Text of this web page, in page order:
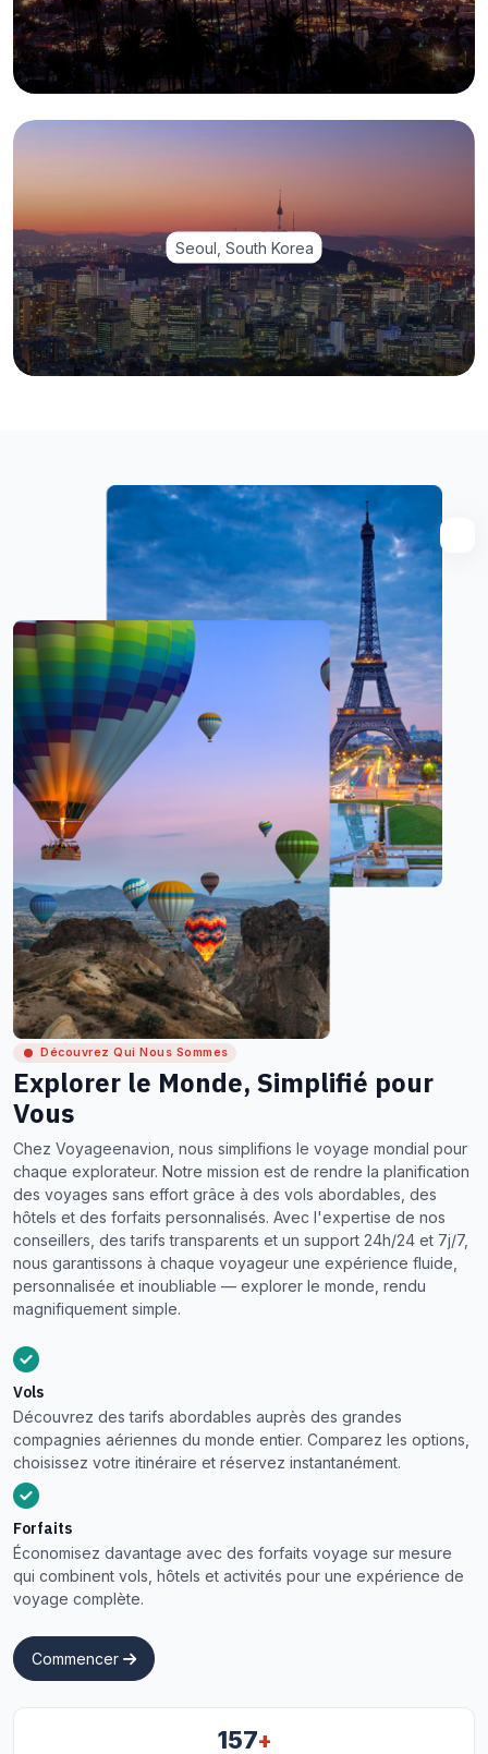
Seoul, South Korea
Découvrez Qui Nous Sommes
Explorer le Monde, Simplifié pour
Vous
Chez Voyageenavion, nous simplifions le voyage mondial pour
chaque explorateur. Notre mission est de rendre la planification
des voyages sans effort grâce à des vols abordables, des
hôtels et des forfaits personnalisés. Avec l'expertise de nos
conseillers, des tarifs transparents et un support 24h/24 et 7j/7,
nous garantissons à chaque voyageur une expérience fluide,
personnalisée et inoubliable — explorer le monde, rendu
magnifiquement simple.
Vols
Découvrez des tarifs abordables auprès des grandes
compagnies aériennes du monde entier. Comparez les options,
choisissez votre itinéraire et réservez instantanément.
Forfaits
Économisez davantage avec des forfaits voyage sur mesure
qui combinent vols, hôtels et activités pour une expérience de
voyage complète.
Commencer
157+